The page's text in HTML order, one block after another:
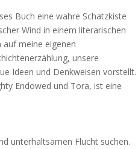
Buch eine wahre Schatzkiste
Wind in einem literarischen
meine eigenen
unsere
Ideen und Denkweisen vorstellt.
Endowed und Tora, ist eine
unterhaltsamen Flucht suchen.